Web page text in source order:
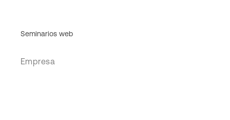
Seminarios web
Empresa